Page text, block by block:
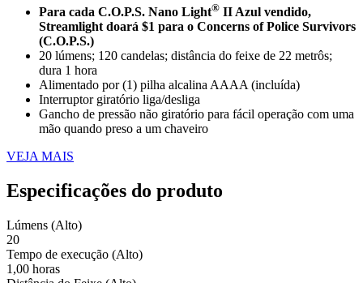
Para cada C.O.P.S. Nano Light® II Azul vendido,
Streamlight doará $1 para o Concerns of Police Survivors
(C.O.P.S.)
20 lúmens; 120 candelas; distância do feixe de 22 metrôs;
dura 1 hora
Alimentado por (1) pilha alcalina AAAA (incluída)
Interruptor giratório liga/desliga
Gancho de pressão não giratório para fácil operação com uma
mão quando preso a um chaveiro
VEJA MAIS
Especificações do produto
Lúmens (Alto)
20
Tempo de execução (Alto)
1,00 horas